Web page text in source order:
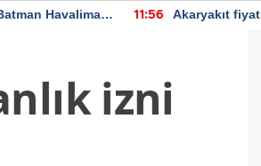
Havalimanı
11:56
Akaryakıt
izni